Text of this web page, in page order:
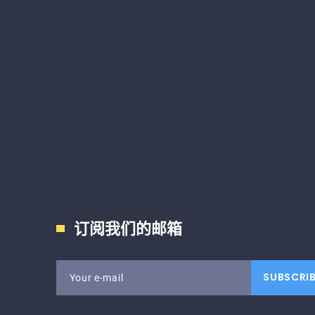
订阅我们的邮箱
Your e-mail